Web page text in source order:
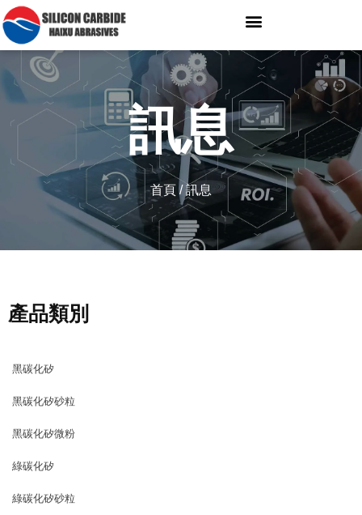
訊息
首頁/ 訊息
產品類別
黑碳化矽
黑碳化矽砂粒
黑碳化矽微粉
綠碳化矽
綠碳化矽砂粒